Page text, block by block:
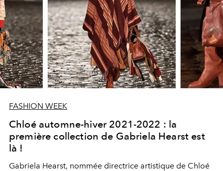
FASHION WEEK
Chloé automne-hiver 2021-2022 : la
première collection de Gabriela Hearst est
là !
Gabriela Hearst, nommée directrice artistique de Chloé